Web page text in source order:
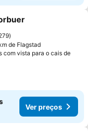
aos favoritos
de Flagstad
com vista para o cais de
Ver preços